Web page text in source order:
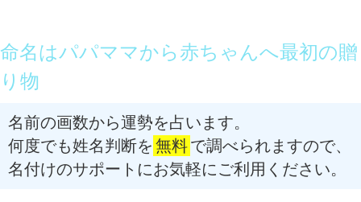
命名はパパママから赤ちゃんへ最初の贈
り物
名前の画数から運勢を占います。
何度でも姓名判断を 無料で調べられますので、
名付けのサポートにお気軽にご利用ください。